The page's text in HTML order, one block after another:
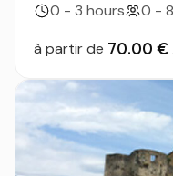
0 - 3 hours
0 - 8
à partir de 70.00 €